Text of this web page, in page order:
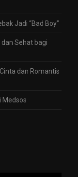
Jadi “Bad Boy”
Sehat bagi
dan Romantis
Medsos